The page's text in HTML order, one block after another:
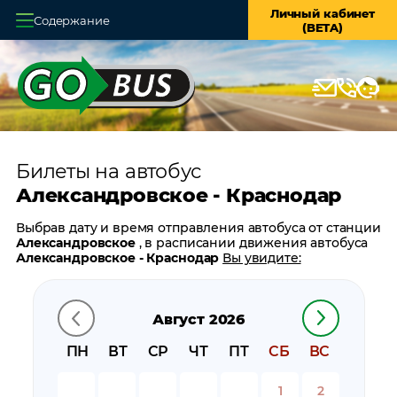
Содержание
Личный кабинет
(BETA)
Главная
О системе
Оплата и доставка
Возврат билетов
Заказ автобуса
Контакты
Билеты на автобус
Александровское - Краснодар
Август 2026
ПН
ВТ СР ЧТ ПТ СБ ВС
1 2
Выбрав дату и время отправления автобуса от станции
Александровское , в расписании движения автобуса
Александровское - Краснодар Вы увидите:
время прибытия
время в пути
цену билета